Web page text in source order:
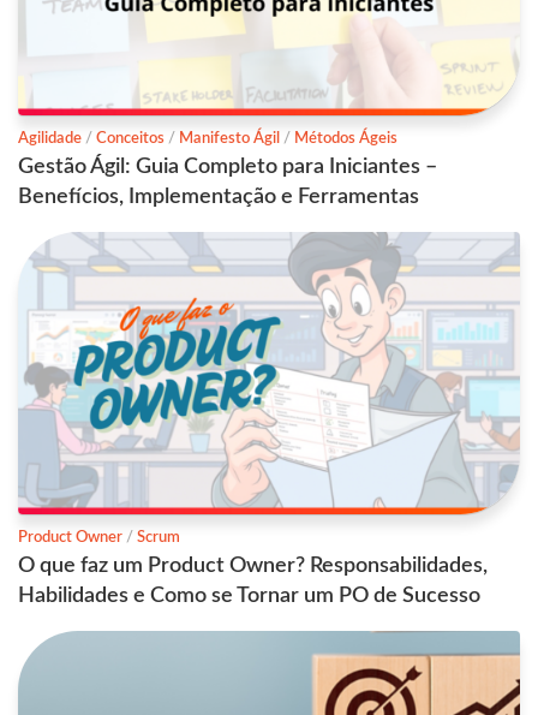
Agilidade / Conceitos / Manifesto Ágil / Métodos Ágeis
Gestão Ágil: Guia Completo para Iniciantes –
Benefícios, Implementação e Ferramentas
Product Owner / Scrum
O que faz um Product Owner? Responsabilidades,
Habilidades e Como se Tornar um PO de Sucesso